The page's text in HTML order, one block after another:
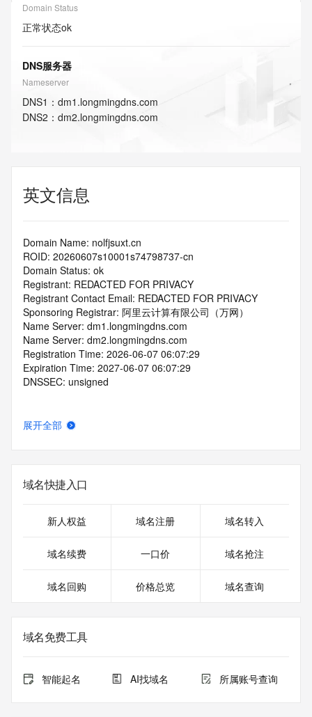
Domain Status
正常状态ok
DNS服务器
Nameserver
DNS1 ： dm1.longmingdns.com
DNS2 ： dm2.longmingdns.com
英文信息
Domain Name: nolfjsuxt.cn
ROID: 20260607s10001s74798737-cn
Domain Status: ok
Registrant: REDACTED FOR PRIVACY
Registrant Contact Email: REDACTED FOR PRIVACY
Sponsoring Registrar: 阿里云计算有限公司（万网）
Name Server: dm1.longmingdns.com
Name Server: dm2.longmingdns.com
Registration Time: 2026-06-07 06:07:29
Expiration Time: 2027-06-07 06:07:29
DNSSEC: unsigned
展开全部
域名快捷入口
新人权益 域名注册 域名转入
域名续费 一口价 域名抢注
域名回购 价格总览 域名查询
域名免费工具
智能起名 AI找域名 所属账号查询